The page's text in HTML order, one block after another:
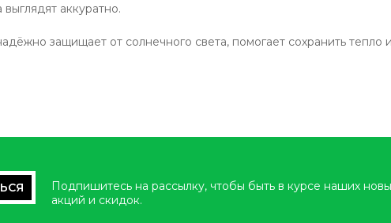
аккуратно.
защищает от солнечного света, помогает сохранить тепло
Подпишитесь на рассылку, чтобы быть в курсе наших
акций и скидок.